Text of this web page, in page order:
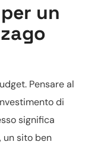
un
Pensare al
di
significa
un sito ben